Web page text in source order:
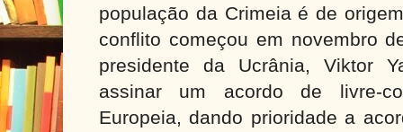
população da Crimeia é de
conflito começou em novembro
presidente da Ucrânia, Viktor
assinar um acordo de livre-
Europeia, dando prioridade a